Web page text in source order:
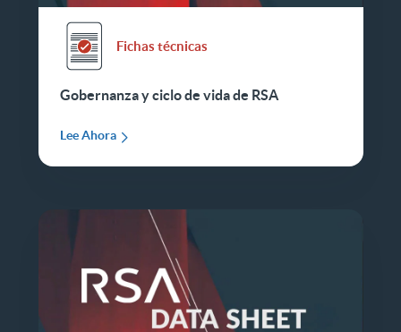
Fichas técnicas
Gobernanza y ciclo de vida de RSA
Lee Ahora